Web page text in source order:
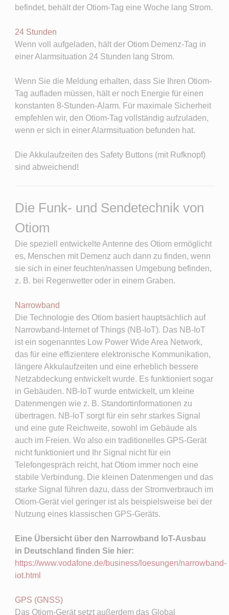
befindet, behält der Otiom-Tag eine Woche lang Strom.
24 Stunden
Wenn voll aufgeladen, hält der Otiom Demenz-Tag in
einer Alarmsituation 24 Stunden lang Strom.
Wenn Sie die Meldung erhalten, dass Sie Ihren Otiom-
Tag aufladen müssen, hält er noch Energie für einen
konstanten 8-Stunden-Alarm. Für maximale Sicherheit
empfehlen wir, den Otiom-Tag vollständig aufzuladen,
wenn er sich in einer Alarmsituation befunden hat.
Die Akkulaufzeiten des Safety Buttons (mit Rufknopf)
sind abweichend!
Die Funk- und Sendetechnik von
Otiom
Die speziell entwickelte Antenne des Otiom ermöglicht
es, Menschen mit Demenz auch dann zu finden, wenn
sie sich in einer feuchten/nassen Umgebung befinden,
z. B. bei Regenwetter oder in einem Graben.
Narrowband​
Die Technologie des Otiom basiert hauptsächlich auf
Narrowband-Internet of Things (NB-IoT). Das NB-IoT
ist ein sogenanntes Low Power Wide Area Network,
das für eine effizientere elektronische Kommunikation,
längere Akkulaufzeiten und eine erheblich bessere
Netzabdeckung entwickelt wurde. Es funktioniert sogar
in Gebäuden. NB-IoT wurde entwickelt, um kleine
Datenmengen wie z. B. Standortinformationen zu
übertragen. NB-IoT sorgt für ein sehr starkes Signal
und eine gute Reichweite, sowohl im Gebäude als
auch im Freien. Wo also ein traditionelles GPS-Gerät
nicht funktioniert und Ihr Signal nicht für ein
Telefongespräch reicht, hat Otiom immer noch eine
stabile Verbindung. Die kleinen Datenmengen und das
starke Signal führen dazu, dass der Stromverbrauch im
Otiom-Gerät viel geringer ist als beispielsweise bei der
Nutzung eines klassischen GPS-Geräts.
Eine Übersicht über den Narrowband IoT-Ausbau
in Deutschland finden Sie hier:
https://www.vodafone.de/business/loesungen/narrowband-
iot.html
GPS (GNSS) ​
Das Otiom-Gerät setzt außerdem das Global